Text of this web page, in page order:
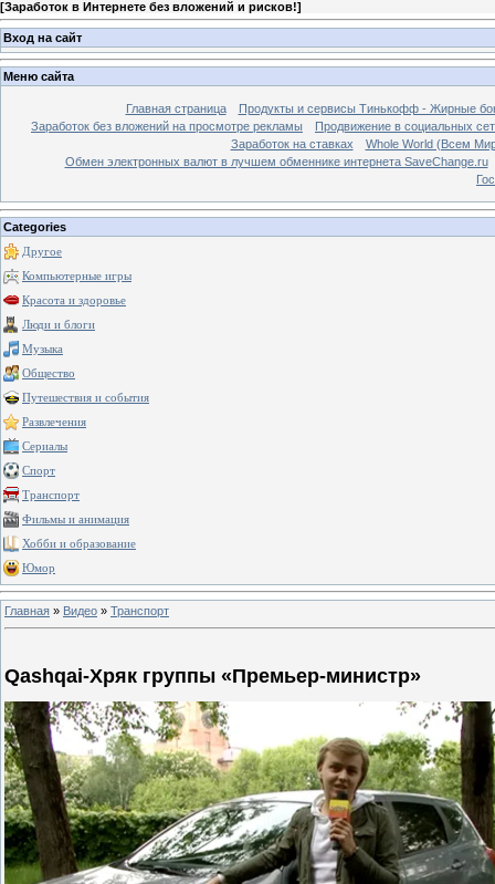
[Заработок в Интернете без вложений и рисков!]
Вход на сайт
Меню сайта
Главная страница
Продукты и сервисы Тинькофф - Жирные
Заработок без вложений на просмотре рекламы
Продвижение в социальных
Заработок на ставках
Whole World (Всем
Обмен электронных валют в лучшем обменнике интернета SaveChange.ru
Categories
Другое
Компьютерные игры
Красота и здоровье
Люди и блоги
Музыка
Общество
Путешествия и события
Развлечения
Сериалы
Спорт
Транспорт
Фильмы и анимация
Хобби и образование
Юмор
Главная » Видео » Транспорт
Qashqai-Хряк группы «Премьер-министр»